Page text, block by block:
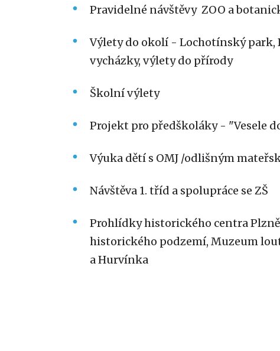
Pravidelné návštěvy ZOO a
Výlety do okolí - Lochotínský park,
vycházky, výlety do přírody
Školní výlety
Projekt pro předškoláky - "Vesele
Výuka dětí s OMJ /odlišným
Návštěva 1. tříd a spolupráce se ZŠ
Prohlídky historického centra
historického podzemí, Muzeum
a Hurvínka